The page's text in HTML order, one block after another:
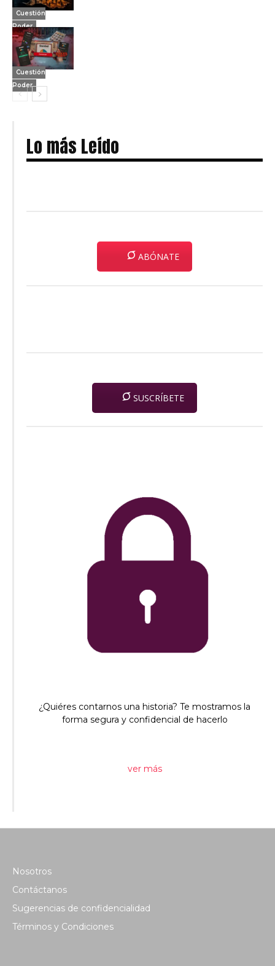
Cuestión
Poder
Cuestión
Poder
Lo más Leído
ABÓNATE
SUSCRÍBETE
¿Quiéres contarnos una historia? Te mostramos la
forma segura y confidencial de hacerlo
ver más
Nosotros
Contáctanos
Sugerencias de confidencialidad
Términos y Condiciones